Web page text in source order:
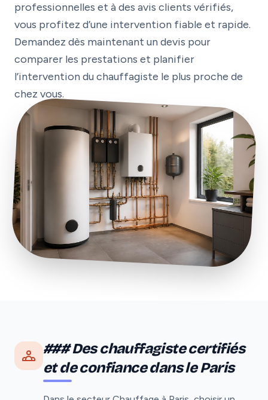
professionnelles et à des avis clients vérifiés,
vous profitez d’une intervention fiable et rapide.
Demandez dès maintenant un devis pour
comparer les prestations et planifier
l’intervention du chauffagiste le plus proche de
chez vous.
### Des chauffagiste certifiés
et de confiance dans le Paris